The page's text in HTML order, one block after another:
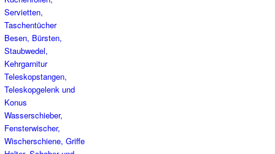
Servietten,
Taschentücher
Besen, Bürsten,
Staubwedel,
Kehrgarnitur
Teleskopstangen,
Teleskopgelenk und
Konus
Wasserschieber,
Fensterwischer,
Wischerschiene, Griffe